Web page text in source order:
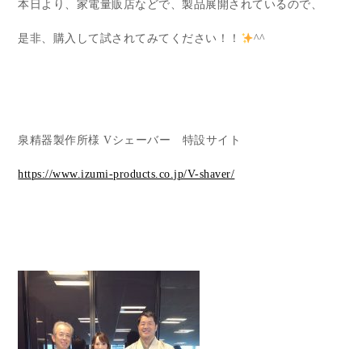
本日より、家電量販店などで、製品展開されているので、
是非、購入して試されてみてください！！ ^^
泉精器製作所様 Vシェーバー 特設サイト
https://www.izumi-products.co.jp/V-shaver/